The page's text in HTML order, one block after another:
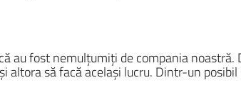
au fost nemulțumiți de compania noastră.
altora să facă același lucru. Dintr-un posibil